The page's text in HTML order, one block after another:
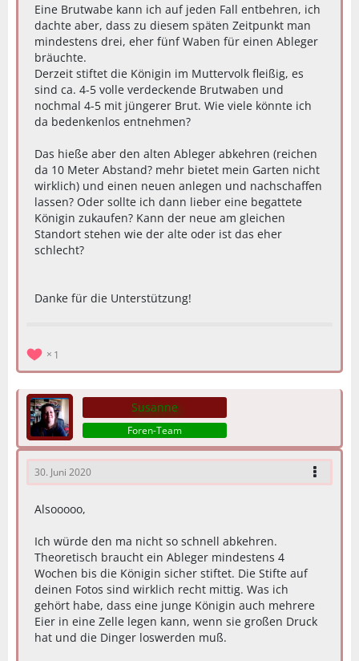
Eine Brutwabe kann ich auf jeden Fall entbehren, ich
dachte aber, dass zu diesem späten Zeitpunkt man
mindestens drei, eher fünf Waben für einen Ableger
bräuchte.
Derzeit stiftet die Königin im Muttervolk fleißig, es
sind ca. 4-5 volle verdeckende Brutwaben und
nochmal 4-5 mit jüngerer Brut. Wie viele könnte ich
da bedenkenlos entnehmen?
Das hieße aber den alten Ableger abkehren (reichen
da 10 Meter Abstand? mehr bietet mein Garten nicht
wirklich) und einen neuen anlegen und nachschaffen
lassen? Oder sollte ich dann lieber eine begattete
Königin zukaufen? Kann der neue am gleichen
Standort stehen wie der alte oder ist das eher
schlecht?
Danke für die Unterstützung!
1
Susanne
Foren-Team
30. Juni 2020
Alsooooo,
Ich würde den ma nicht so schnell abkehren.
Theoretisch braucht ein Ableger mindestens 4
Wochen bis die Königin sicher stiftet. Die Stifte auf
deinen Fotos sind wirklich recht mittig. Was ich
gehört habe, dass eine junge Königin auch mehrere
Eier in eine Zelle legen kann, wenn sie großen Druck
hat und die Dinger loswerden muß.